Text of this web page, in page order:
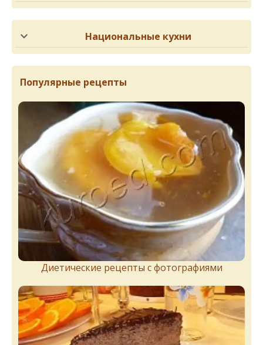
Национальные кухни
Популярные рецепты
Диетические рецепты с фотографиями